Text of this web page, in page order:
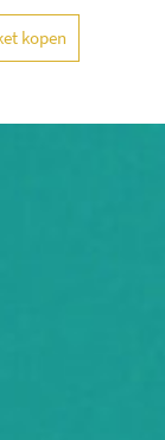
kopen